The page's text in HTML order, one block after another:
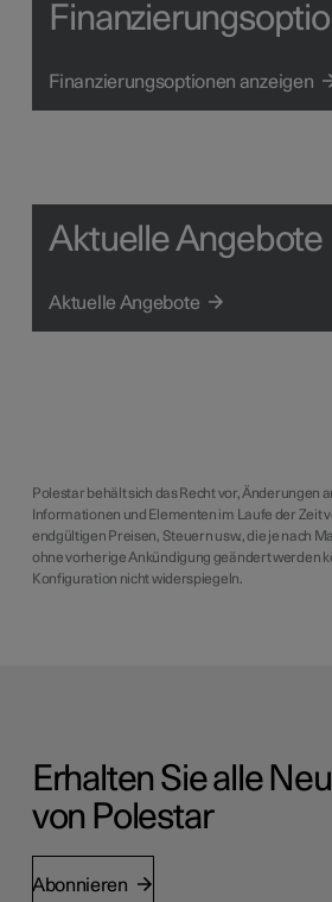
Finanzierungsoptionen anzeigen
Aktuelle Angebote
Aktuelle Angebote
Polestar behält sich das Recht vor, Änderungen
Informationen und Elementen im Laufe der Zeit
endgültigen Preisen, Steuern usw., die je nach
ohne vorherige Ankündigung geändert werden
Konfiguration nicht widerspiegeln.
Erhalten Sie alle
von Polestar
Abonnieren